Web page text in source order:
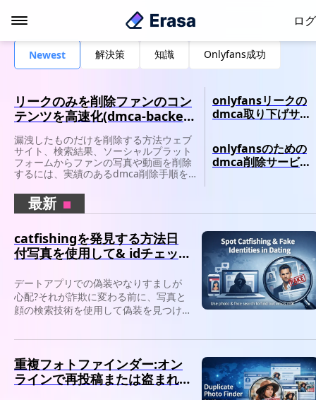
ロ
Newest 解決策 知識 Onlyfans成功
リークのみを削除ファンのコン
テンツを高速化(dmca-backed
guide)
漏洩したものだけを削除する方法ウェブ
サイト、検索結果、ソーシャルプラット
フォームからファンの写真や動画を削除
するには、実績のあるdmca削除手順を
onlyfansリークの
dmca取り下げサー
onlyfansのための
dmca削除サービス
最新
catfishingを発見する方法日
付写真を使用して& idチェッ
デートアプリでの偽装やなりすましが
心配?それが詐欺に変わる前に、写真と
顔の検索技術を使用して偽装を見つけ
重複フォトファインダー:オン
ラインで再投稿または盗まれ